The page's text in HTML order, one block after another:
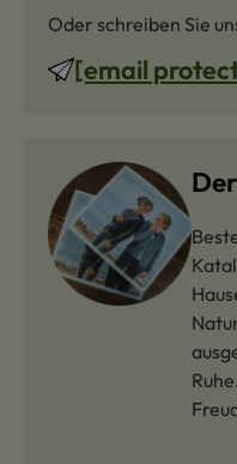
Oder schreiben Sie
[email